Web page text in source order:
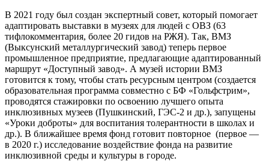
В 2021 году был создан экспертный совет, который помогает
адаптировать выставки в музеях для людей с ОВЗ (63
тифлокомментария, более 20 гидов на РЖЯ). Так, ВМЗ
(Выксунский металлургический завод) теперь первое
промышленное предприятие, предлагающие адаптированный
маршрут «Доступный завод». А музей истории ВМЗ
готовится к тому, чтобы стать ресурсным центром (создается
образовательная программа совместно с БФ «Гольфстрим»,
проводятся стажировки по освоению лучшего опыта
инклюзивных музеев (Пушкинский, ГЭС-2 и др.), запущены
«Уроки доброты» для воспитания толерантности в школах и
др.). В ближайшее время фонд готовит повторное (первое —
в 2020 г.) исследование воздействие фонда на развитие
инклюзивной среды и культуры в городе.